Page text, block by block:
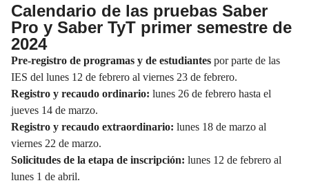
Calendario de las pruebas Saber
Pro y Saber TyT primer semestre de
2024
Pre-registro de programas y de estudiantes por parte de las
IES del lunes 12 de febrero al viernes 23 de febrero.
Registro y recaudo ordinario: lunes 26 de febrero hasta el
jueves 14 de marzo.
Registro y recaudo extraordinario: lunes 18 de marzo al
viernes 22 de marzo.
Solicitudes de la etapa de inscripción: lunes 12 de febrero al
lunes 1 de abril.